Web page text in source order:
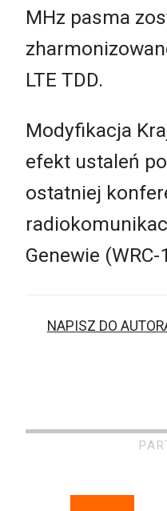
MHz pasma
LTE TDD.
Modyfikacja
efekt ustaleń
ostatniej
Genewie (WRC-
NAPISZ DO